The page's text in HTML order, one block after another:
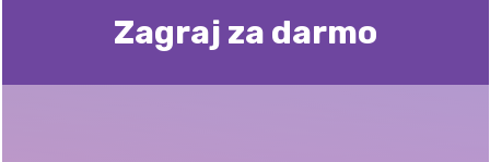
Zagraj za darmo